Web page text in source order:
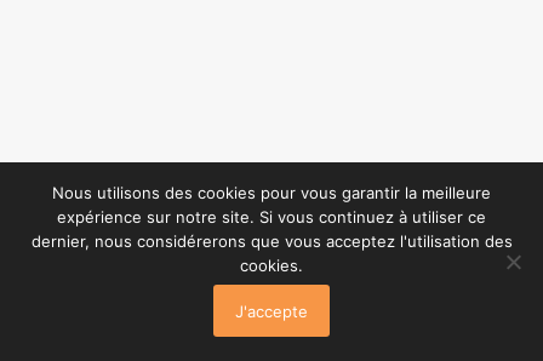
Nous utilisons des cookies pour vous garantir la meilleure
expérience sur notre site. Si vous continuez à utiliser ce
dernier, nous considérerons que vous acceptez l'utilisation des
cookies.
J'accepte